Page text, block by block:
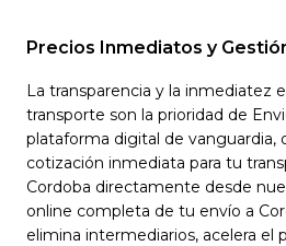
Precios Inmediatos y
La transparencia y la inmediatez
transporte son la prioridad de
plataforma digital de vanguardia,
cotización inmediata para tu
Cordoba directamente desde
online completa de tu envío a
elimina intermediarios, acelera el